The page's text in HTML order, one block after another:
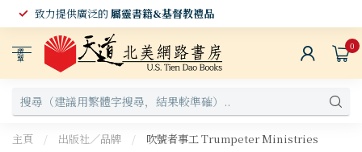
致力提供廣泛的屬靈書籍&基督教禮品
選
單
0
主頁 / 出版社／品牌 / 吹號者事工 Trumpeter Ministries